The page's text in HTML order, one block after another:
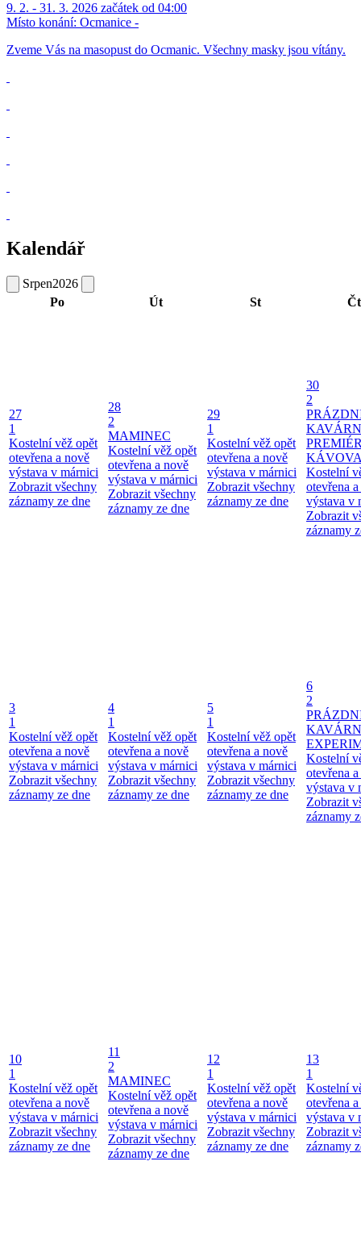
9. 2. - 31. 3. 2026 začátek od 04:00
Místo konání: Ocmanice -
Zveme Vás na masopust do Ocmanic. Všechny masky jsou vítány.
Kalendář
Srpen2026
Po
Út St Čt
27
1
Kostelní věž opět
otevřena a nově
výstava v márnici
Zobrazit všechny
záznamy ze dne
28
2
MAMINEC
Kostelní věž opět
otevřena a nově
výstava v márnici
Zobrazit všechny
záznamy ze dne
29
1
Kostelní věž opět
otevřena a nově
výstava v márnici
Zobrazit všechny
záznamy ze dne
30
2
Kostelní
otevřena
výstava v
Zobrazit
záznamy
3
1
Kostelní věž opět
otevřena a nově
výstava v márnici
Zobrazit všechny
záznamy ze dne
4
1
Kostelní věž opět
otevřena a nově
výstava v márnici
Zobrazit všechny
záznamy ze dne
5
1
Kostelní věž opět
otevřena a nově
výstava v márnici
Zobrazit všechny
záznamy ze dne
6
2
Kostelní
otevřena
výstava v
Zobrazit
záznamy
10
1
Kostelní věž opět
otevřena a nově
výstava v márnici
Zobrazit všechny
záznamy ze dne
11
2
MAMINEC
Kostelní věž opět
otevřena a nově
výstava v márnici
Zobrazit všechny
záznamy ze dne
12
1
Kostelní věž opět
otevřena a nově
výstava v márnici
Zobrazit všechny
záznamy ze dne
13
1
Kostelní
otevřena
výstava v
Zobrazit
záznamy